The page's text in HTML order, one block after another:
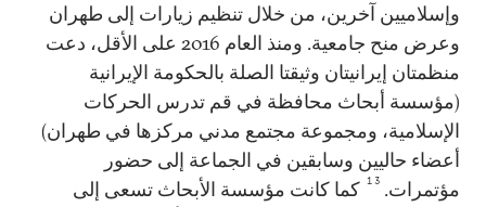
وإسلاميين آخرين، من خلال تنظيم زيارات إلى طهران
وعرض منح جامعية. ومنذ العام 2016 على الأقل، دعت
منظمتان إيرانيتان وثيقتا الصلة بالحكومة الإيرانية
(مؤسسة أبحاث محافظة في قم تدرس الحركات
الإسلامية، ومجموعة مجتمع مدني مركزها في طهران)
أعضاء حاليين وسابقين في الجماعة إلى حضور
مؤتمرات. 13 كما كانت مؤسسة الأبحاث تسعى إلى